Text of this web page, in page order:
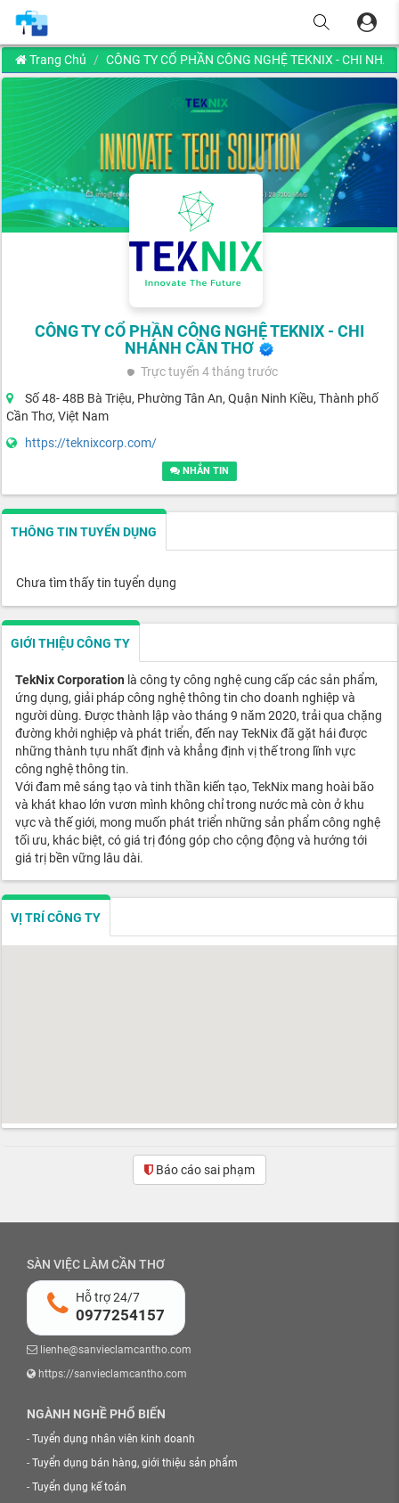
Trang Chủ CÔNG TY CỔ PHẦN CÔNG NGHỆ TEKNIX - CHI
CÔNG TY CỔ PHẦN CÔNG NGHỆ TEKNIX - CHI
NHÁNH CẦN THƠ
Trực tuyến 4 tháng trước
Số 48- 48B Bà Triệu, Phường Tân An, Quận Ninh Kiều, Thành phố
Cần Thơ, Việt Nam
https://teknixcorp.com/
NHẮN TIN
THÔNG TIN TUYỂN DỤNG
Chưa tìm thấy tin tuyển dụng
GIỚI THIỆU CÔNG TY
TekNix Corporation là công ty công nghệ cung cấp các sản phẩm,
ứng dụng, giải pháp công nghệ thông tin cho doanh nghiệp và
người dùng. Được thành lập vào tháng 9 năm 2020, trải qua chặng
đường khởi nghiệp và phát triển, đến nay TekNix đã gặt hái được
những thành tựu nhất định và khẳng định vị thế trong lĩnh vực
công nghệ thông tin.
Với đam mê sáng tạo và tinh thần kiến tạo, TekNix mang hoài bão
và khát khao lớn vươn mình không chỉ trong nước mà còn ở khu
vực và thế giới, mong muốn phát triển những sản phẩm công nghệ
tối ưu, khác biệt, có giá trị đóng góp cho cộng động và hướng tới
giá trị bền vững lâu dài.
VỊ TRÍ CÔNG TY
Báo cáo sai phạm(0)
SÀN VIỆC LÀM CẦN THƠ
Hỗ trợ 24/7
0977254157
lienhe@sanvieclamcantho.com
https://sanvieclamcantho.com
NGÀNH NGHỀ PHỔ BIẾN
- Tuyển dụng nhân viên kinh doanh
- Tuyển dụng bán hàng, giới thiệu sản phẩm
- Tuyển dụng kế toán